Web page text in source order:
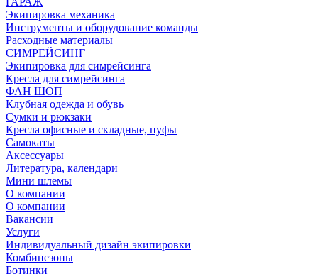
Экипировка механика
Инструменты и оборудование команды
Расходные материалы
СИМРЕЙСИНГ
Экипировка для симрейсинга
Кресла для симрейсинга
ФАН ШОП
Клубная одежда и обувь
Сумки и рюкзаки
Кресла офисные и складные, пуфы
Самокаты
Аксессуары
Литература, календари
Мини шлемы
О компании
О компании
Вакансии
Услуги
Индивидуальный дизайн экипировки
Комбинезоны
Ботинки